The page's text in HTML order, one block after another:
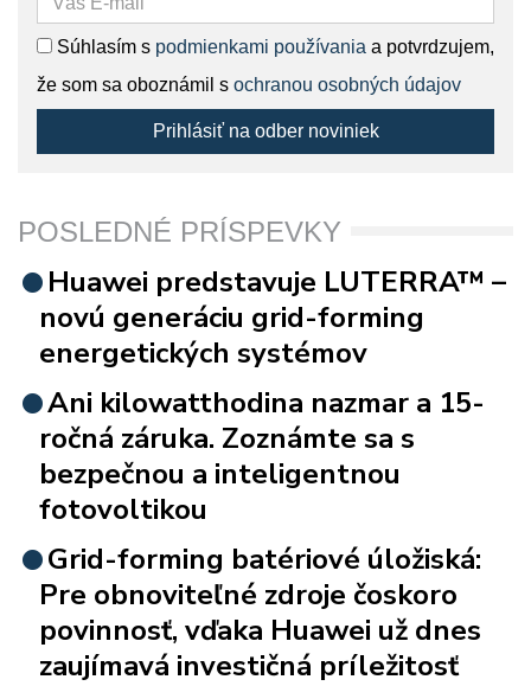
Súhlasím s podmienkami používania a potvrdzujem,
že som sa oboznámil s ochranou osobných údajov
Prihlásiť na odber noviniek
POSLEDNÉ PRÍSPEVKY
Huawei predstavuje LUTERRA™ –
novú generáciu grid-forming
energetických systémov
Ani kilowatthodina nazmar a 15-
ročná záruka. Zoznámte sa s
bezpečnou a inteligentnou
fotovoltikou
Grid-forming batériové úložiská:
Pre obnoviteľné zdroje čoskoro
povinnosť, vďaka Huawei už dnes
zaujímavá investičná príležitosť